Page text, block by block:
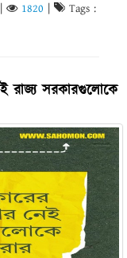
1820 Tags :
রাজ্য সরকারগুলোকে